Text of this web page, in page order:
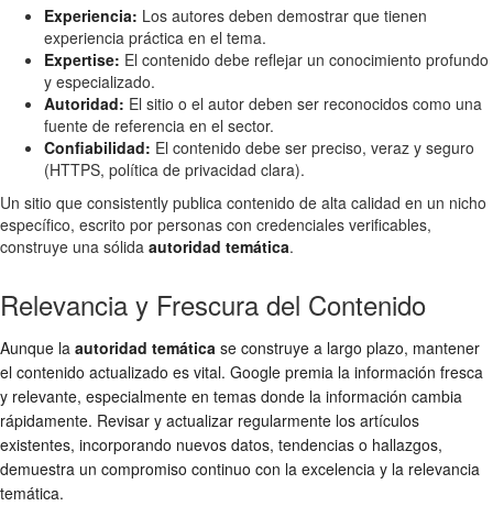
Experiencia: Los autores deben demostrar que tienen
experiencia práctica en el tema.
Expertise: El contenido debe reflejar un conocimiento profundo
y especializado.
Autoridad: El sitio o el autor deben ser reconocidos como una
fuente de referencia en el sector.
Confiabilidad: El contenido debe ser preciso, veraz y seguro
(HTTPS, política de privacidad clara).
Un sitio que consistently publica contenido de alta calidad en un nicho
específico, escrito por personas con credenciales verificables,
construye una sólida autoridad temática.
Relevancia y Frescura del Contenido
Aunque la autoridad temática se construye a largo plazo, mantener
el contenido actualizado es vital. Google premia la información fresca
y relevante, especialmente en temas donde la información cambia
rápidamente. Revisar y actualizar regularmente los artículos
existentes, incorporando nuevos datos, tendencias o hallazgos,
demuestra un compromiso continuo con la excelencia y la relevancia
temática.